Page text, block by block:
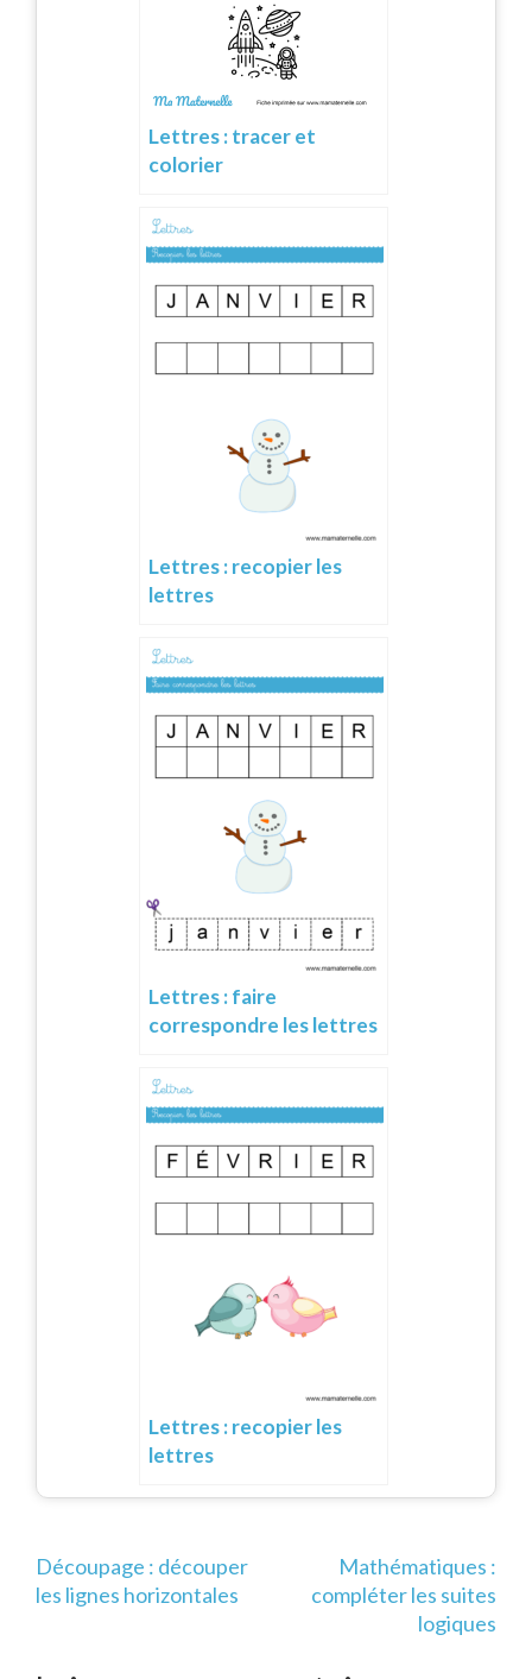
Lettres : tracer et
colorier
Lettres : recopier les
lettres
Lettres : faire
correspondre les lettres
Lettres : recopier les
lettres
Navigation
de
Découpage : découper
les lignes horizontales
Mathématiques :
compléter les suites
logiques